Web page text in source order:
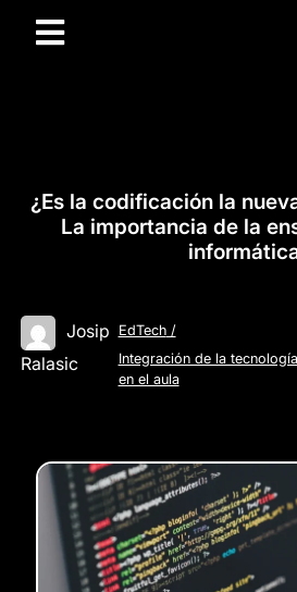
¿Es la codificación la
La importancia de la
Josip
Ralasic
EdTech/
Integración de la tecnología
en el aula